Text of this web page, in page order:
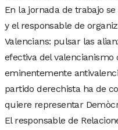
En la jornada de trabajo
y el responsable de
Valencians: pulsar las
efectiva del
eminentemente
partido derechista ha de
quiere representar
El responsable de